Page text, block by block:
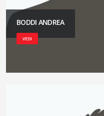
BODDI ANDREA
VEDI